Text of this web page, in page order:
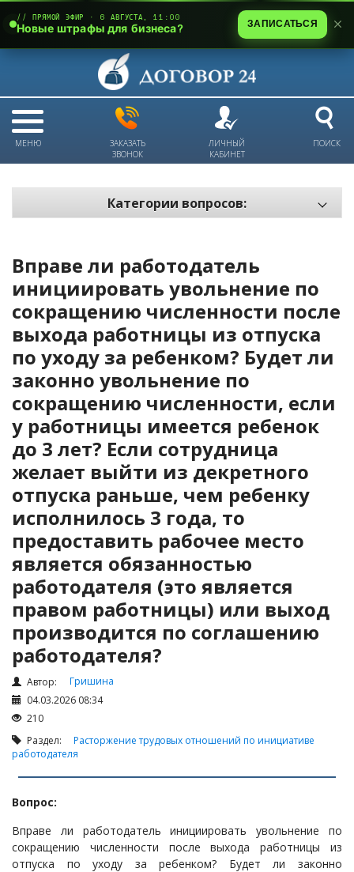
МЕНЮ
ЗАКАЗАТЬ
ЗВОНОК
ЛИЧНЫЙ
КАБИНЕТ
ПОИСК
Категории вопросов:
Пожарная безопасность
Техника безопасности и охрана труда
Антикризис: трудовые отношения
Антикризис: долги и обязательства
Налоги и Налогообложение
Трудовые отношения
Корпоративные отношения
Договоры
Доверенности
Интернет и право
Возмещение ущерба
Проверка государственных органов
Взыскание долга
Государственные закупки
Предварительный квалификационный отбор «Самрук-
Қазына» (ПКО)
Некоммерческие организации
Лицензирование (разрешения и уведомления)
Исполнительное производство
Ответы государственных органов
Вправе ли работодатель
инициировать увольнение по
сокращению численности после
выхода работницы из отпуска
по уходу за ребенком? Будет ли
законно увольнение по
сокращению численности, если
у работницы имеется ребенок
до 3 лет? Если сотрудница
желает выйти из декретного
отпуска раньше, чем ребенку
исполнилось 3 года, то
предоставить рабочее место
является обязанностью
работодателя (это является
правом работницы) или выход
производится по соглашению
работодателя?
Автор:
Гришина
04.03.2026 08:34
210
Раздел: Расторжение трудовых отношений по инициативе
работодателя
Вопрос:
Вправе ли работодатель инициировать увольнение по
сокращению численности после выхода работницы из
отпуска по уходу за ребенком? Будет ли законно
// ПРЯМОЙ ЭФИР · 6 АВГУСТА, 11:00
Новые штрафы для бизнеса? ЗАПИСАТЬСЯ